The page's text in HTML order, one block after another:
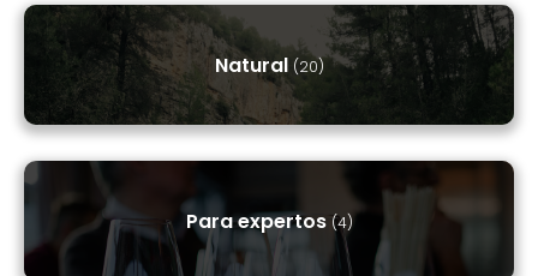
Natural (20)
Para expertos (4)